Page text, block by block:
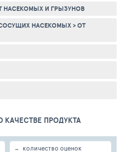
НАСЕКОМЫХ И ГРЫЗУНОВ
НАСЕКОМЫХ>ОТ
ПРОДУКТА
- количество оценок